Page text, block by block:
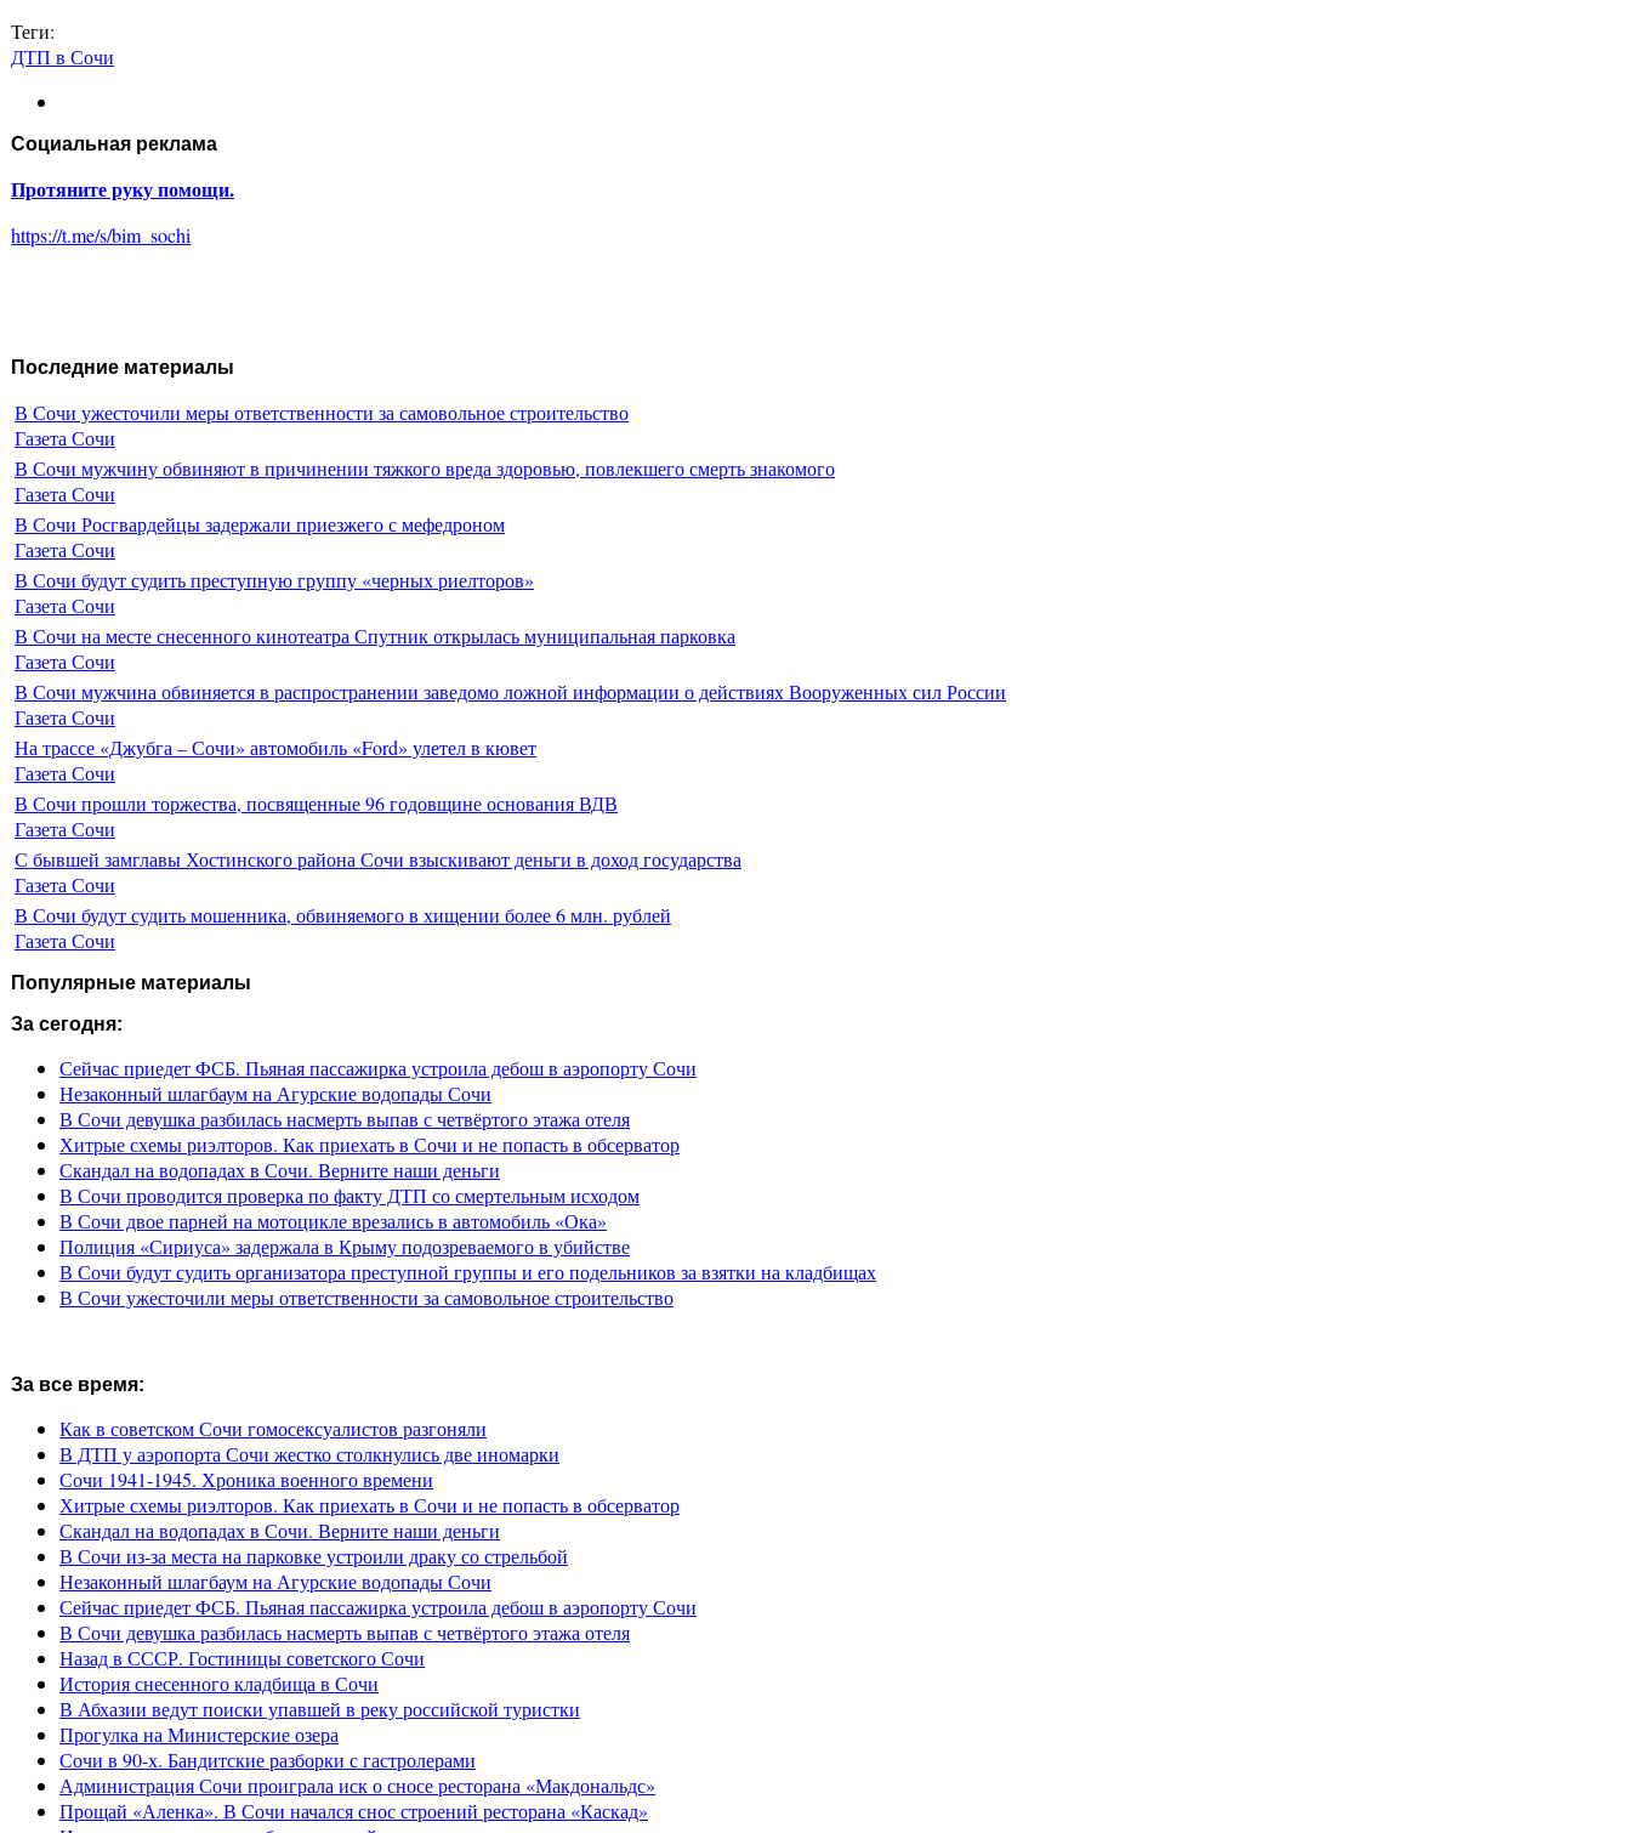
Теги:
ДТП в Сочи
Социальная реклама
Протяните руку помощи.
https://t.me/s/bim_sochi
Последние материалы
В Сочи ужесточили меры ответственности за самовольное строительство
Газета Сочи
В Сочи мужчину обвиняют в причинении тяжкого вреда здоровью, повлекшего смерть знакомого
Газета Сочи
В Сочи Росгвардейцы задержали приезжего с мефедроном
Газета Сочи
В Сочи будут судить преступную группу «черных риелторов»
Газета Сочи
В Сочи на месте снесенного кинотеатра Спутник открылась муниципальная парковка
Газета Сочи
В Сочи мужчина обвиняется в распространении заведомо ложной информации о действиях Вооруженных сил России
Газета Сочи
На трассе «Джубга – Сочи» автомобиль «Ford» улетел в кювет
Газета Сочи
В Сочи прошли торжества, посвященные 96 годовщине основания ВДВ
Газета Сочи
С бывшей замглавы Хостинского района Сочи взыскивают деньги в доход государства
Газета Сочи
В Сочи будут судить мошенника, обвиняемого в хищении более 6 млн. рублей
Газета Сочи
Популярные материалы
За сегодня:
Сейчас приедет ФСБ. Пьяная пассажирка устроила дебош в аэропорту Сочи
Незаконный шлагбаум на Агурские водопады Сочи
В Сочи девушка разбилась насмерть выпав с четвёртого этажа отеля
Хитрые схемы риэлторов. Как приехать в Сочи и не попасть в обсерватор
Скандал на водопадах в Сочи. Верните наши деньги
В Сочи проводится проверка по факту ДТП со смертельным исходом
В Сочи двое парней на мотоцикле врезались в автомобиль «Ока»
Полиция «Сириуса» задержала в Крыму подозреваемого в убийстве
В Сочи будут судить организатора преступной группы и его подельников за взятки на кладбищах
В Сочи ужесточили меры ответственности за самовольное строительство
За все время:
Как в советском Сочи гомосексуалистов разгоняли
В ДТП у аэропорта Сочи жестко столкнулись две иномарки
Сочи 1941-1945. Хроника военного времени
Хитрые схемы риэлторов. Как приехать в Сочи и не попасть в обсерватор
Скандал на водопадах в Сочи. Верните наши деньги
В Сочи из-за места на парковке устроили драку со стрельбой
Незаконный шлагбаум на Агурские водопады Сочи
Сейчас приедет ФСБ. Пьяная пассажирка устроила дебош в аэропорту Сочи
В Сочи девушка разбилась насмерть выпав с четвёртого этажа отеля
Назад в СССР. Гостиницы советского Сочи
История снесенного кладбища в Сочи
В Абхазии ведут поиски упавшей в реку российской туристки
Прогулка на Министерские озера
Сочи в 90-х. Бандитские разборки с гастролерами
Администрация Сочи проиграла иск о сносе ресторана «Макдональдс»
Прощай «Аленка». В Сочи начался снос строений ресторана «Каскад»